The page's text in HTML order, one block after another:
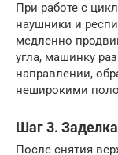
При работе с
наушники и
медленно
угла, машинку
направлении,
неширокими
Шаг 3.
После снятия